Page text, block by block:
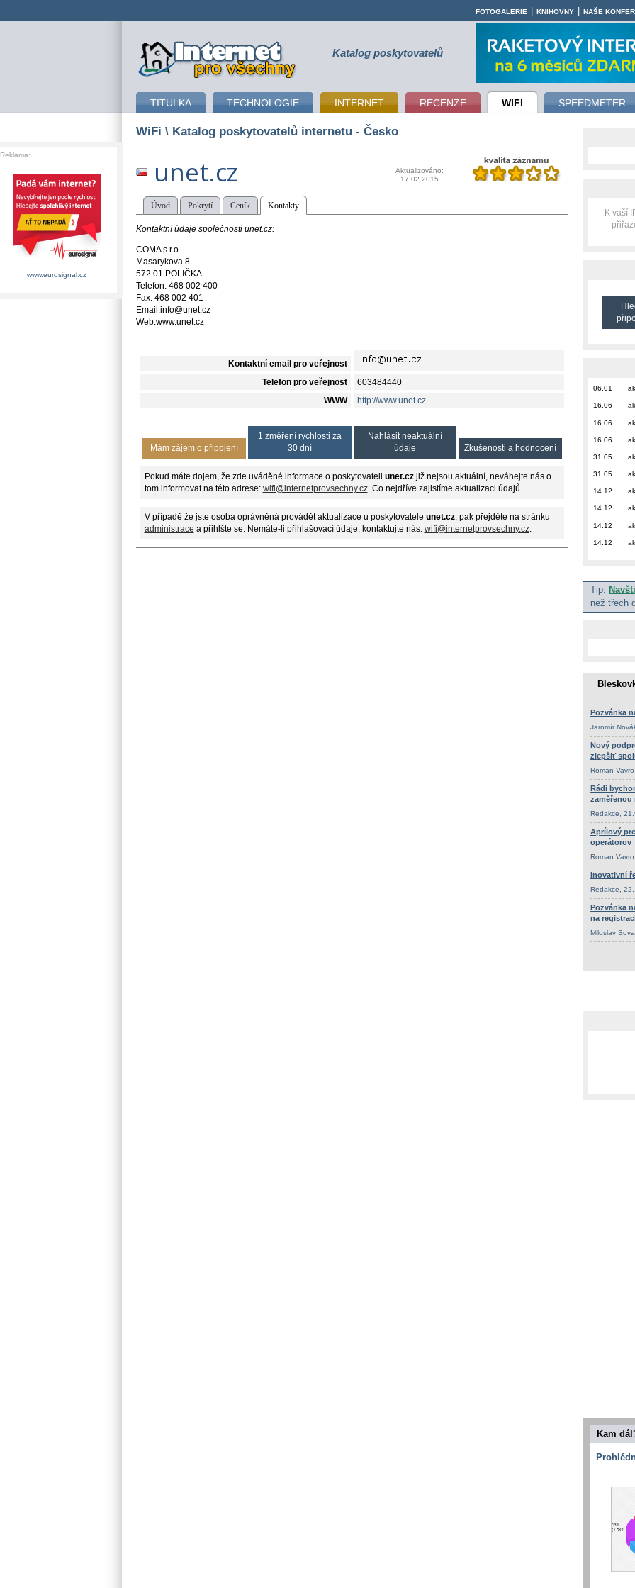
připojení k internetu Katalog poskytovatelů
TITULKA TECHNOLOGIE INTERNET RECENZE WIFI SPEEDMETER
FOTOGALERIE KNIHOVNY NAŠE
WiFi \ Katalog poskytovatelů internetu - Česko
unet.cz
Aktualizováno:
17.02.2015
Úvod Pokrytí Ceník Kontakty
Kontaktní údaje společnosti unet.cz:
COMA s.r.o.
Masarykova 8
572 01 POLIČKA
Telefon: 468 002 400
Fax: 468 002 401
Email:info@unet.cz
Web:www.unet.cz
Kontaktní email pro veřejnost
Telefon pro veřejnost 603484440
WWW http://www.unet.cz
Mám zájem o připojení
1 změření rychlosti za
30 dní
Nahlásit neaktuální
údaje
Zkušenosti a hodnocení
Pokud máte dojem, že zde uváděné informace o poskytovateli unet.czjiž nejsou aktuální, neváhejte nás o
tom informovat na této adrese: wifi@internetprovsechny.cz. Co nejdříve zajistíme aktualizaci údajů.
V případě že jste osoba oprávněná provádět aktualizace u poskytovatele unet.cz, pak přejděte na stránku
administrace a přihlšte se. Nemáte-li přihlašovací údaje, kontaktujte nás: wifi@internetprovsechny.cz.
K vaší
06.01
16.06
16.06
16.06
31.05
31.05
14.12
14.12
14.12
14.12
Tip:
než třech
Kam
Reklama:
www.eurosignal.cz